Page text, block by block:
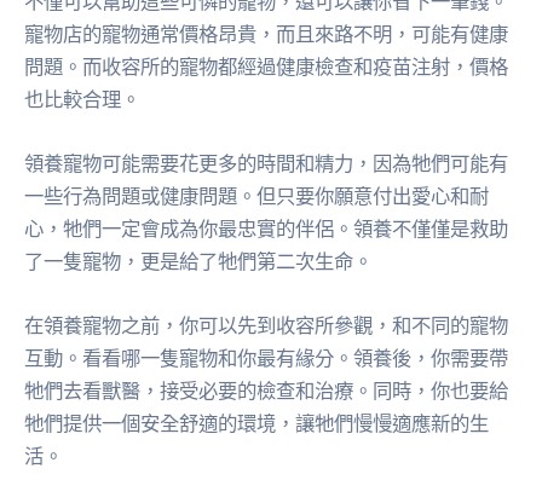
寵物店的寵物通常價格昂貴，而且來路不明，可能有健康
問題。而收容所的寵物都經過健康檢查和疫苗注射，價格
也比較合理。
領養寵物可能需要花更多的時間和精力，因為牠們可能有
一些行為問題或健康問題。但只要你願意付出愛心和耐
心，牠們一定會成為你最忠實的伴侶。領養不僅僅是救助
了一隻寵物，更是給了牠們第二次生命。
在領養寵物之前，你可以先到收容所參觀，和不同的寵物
互動。看看哪一隻寵物和你最有緣分。領養後，你需要帶
牠們去看獸醫，接受必要的檢查和治療。同時，你也要給
牠們提供一個安全舒適的環境，讓牠們慢慢適應新的生
活。